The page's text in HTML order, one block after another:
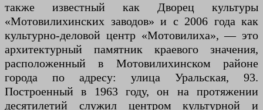
также известный как Дворец культуры
«Мотовилихинских заводов» и с 2006 года как
культурно-деловой центр «Мотовилиха», — это
архитектурный памятник краевого значения,
расположенный в Мотовилихинском районе
города по адресу: улица Уральская, 93.
Построенный в 1963 году, он на протяжении
десятилетий служил центром культурной и